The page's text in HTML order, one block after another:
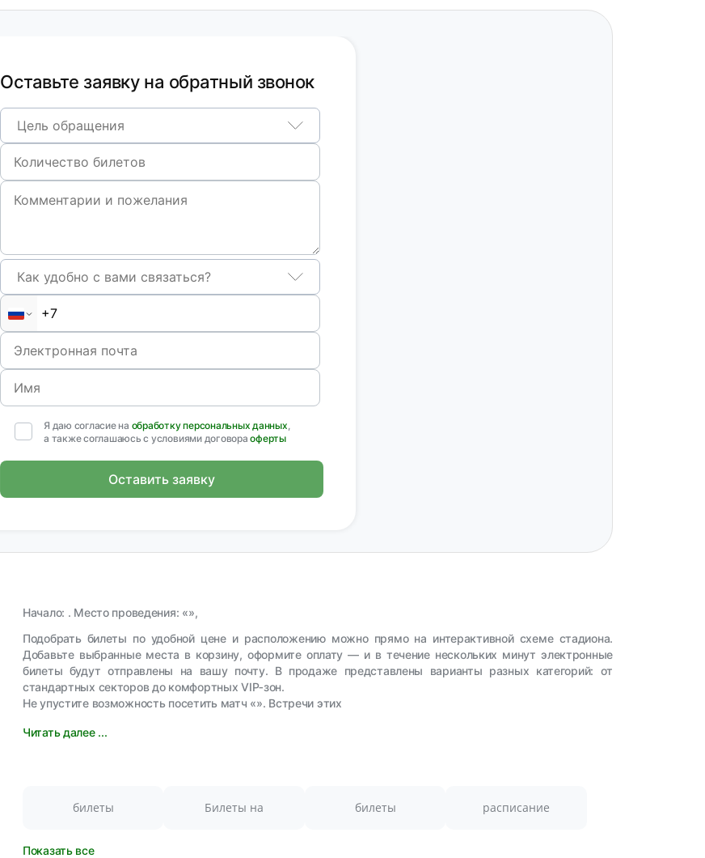
Оставьте заявку на обратный звонок
Цель обращения
Как удобно с вами связаться?
Я даю согласие на обработку персональных данных,
а также соглашаюсь с условиями договораоферты
Оставить заявку
Начало: . Место проведения: «»,
Подобрать билеты по удобной цене и расположению можно прямо на интерактивной схеме стадиона.
Добавьте выбранные места в корзину, оформите оплату — и в течение нескольких минут электронные
билеты будут отправлены на вашу почту. В продаже представлены варианты разных категорий: от
стандартных секторов до комфортных VIP‑зон.
Не упустите возможность посетить матч «». Встречи этих
Читать далее ...
билеты Билеты на билеты расписание
Показать все